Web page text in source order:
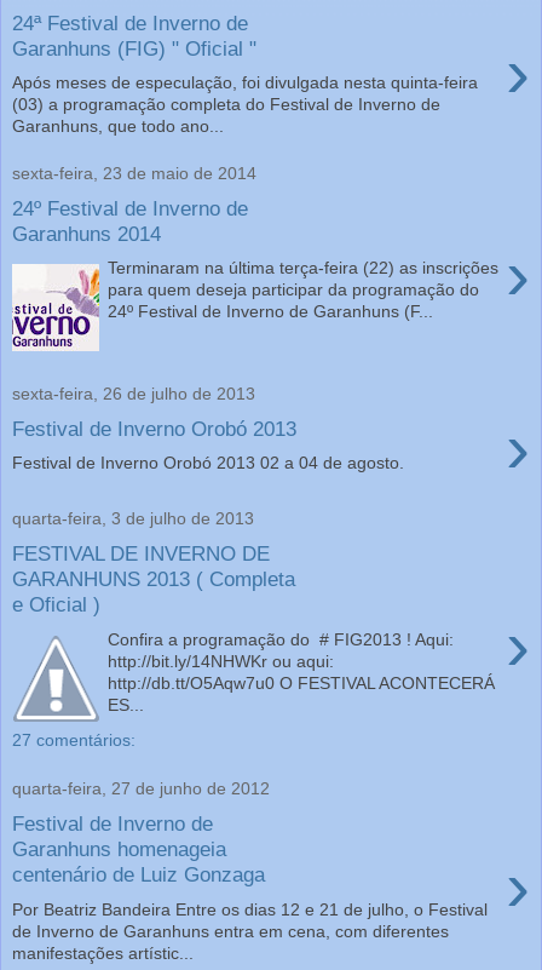
24ª Festival de Inverno de
Garanhuns (FIG) " Oficial "
›
Após meses de especulação, foi divulgada nesta quinta-feira
(03) a programação completa do Festival de Inverno de
Garanhuns, que todo ano...
sexta-feira, 23 de maio de 2014
24º Festival de Inverno de
Garanhuns 2014
›
Terminaram na última terça-feira (22) as inscrições
para quem deseja participar da programação do
24º Festival de Inverno de Garanhuns (F...
sexta-feira, 26 de julho de 2013
Festival de Inverno Orobó 2013 ›
Festival de Inverno Orobó 2013 02 a 04 de agosto.
quarta-feira, 3 de julho de 2013
FESTIVAL DE INVERNO DE
GARANHUNS 2013 ( Completa
e Oficial )
›
Confira a programação do ‎# FIG2013 ! Aqui:
http://bit.ly/14NHWKr ou aqui:
http://db.tt/O5Aqw7u0 O FESTIVAL ACONTECERÁ
ES...
27 comentários:
quarta-feira, 27 de junho de 2012
Festival de Inverno de
Garanhuns homenageia
centenário de Luiz Gonzaga
›
Por Beatriz Bandeira Entre os dias 12 e 21 de julho, o Festival
de Inverno de Garanhuns entra em cena, com diferentes
manifestações artístic...